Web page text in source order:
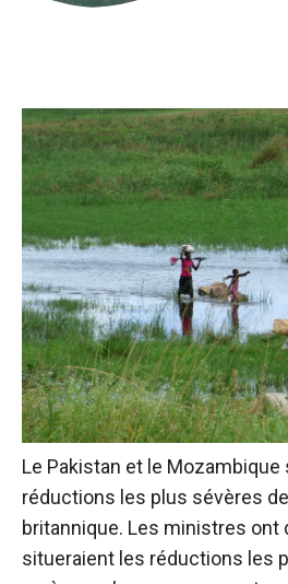
Le Pakistan et le
réductions les plus sévères de
britannique. Les ministres ont
situeraient les réductions les